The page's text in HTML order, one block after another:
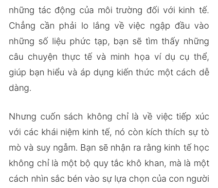
những tác động của môi trường đối với kinh tế.
Chẳng cần phải lo lắng về việc ngập đầu vào
những số liệu phức tạp, bạn sẽ tìm thấy những
câu chuyện thực tế và minh họa ví dụ cụ thể,
giúp bạn hiểu và áp dụng kiến thức một cách dễ
dàng.
Nhưng cuốn sách không chỉ là về việc tiếp xúc
với các khái niệm kinh tế, nó còn kích thích sự tò
mò và suy ngẫm. Bạn sẽ nhận ra rằng kinh tế học
không chỉ là một bộ quy tắc khô khan, mà là một
cách nhìn sắc bén vào sự lựa chọn của con người